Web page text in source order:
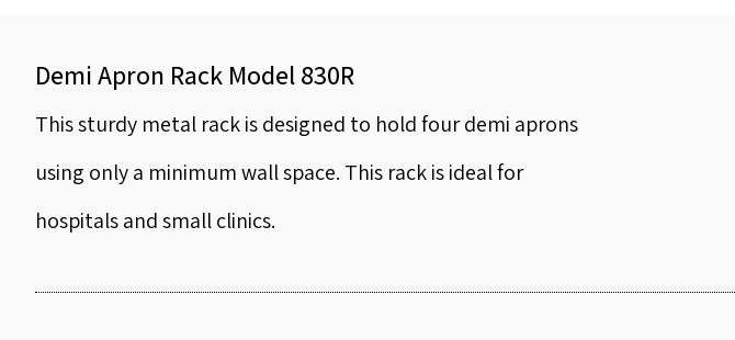
Demi Apron Rack Model 830R
This sturdy metal rack is designed to hold four demi aprons
using only a minimum wall space. This rack is ideal for
hospitals and small clinics.